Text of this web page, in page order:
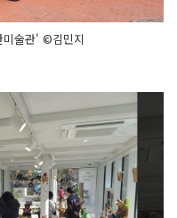
미술관' ©김민지